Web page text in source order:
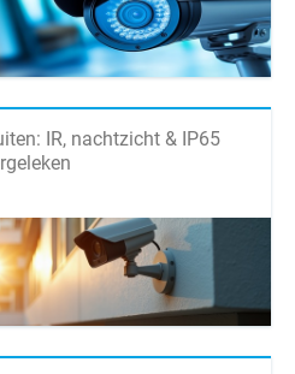
IR, nachtzicht & IP65